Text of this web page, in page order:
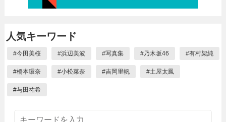
人気キーワード
#今田美桜 #浜辺美波 #写真集 #乃木坂46 #有村架純
#橋本環奈 #小松菜奈 #吉岡里帆 #土屋太鳳
#与田祐希